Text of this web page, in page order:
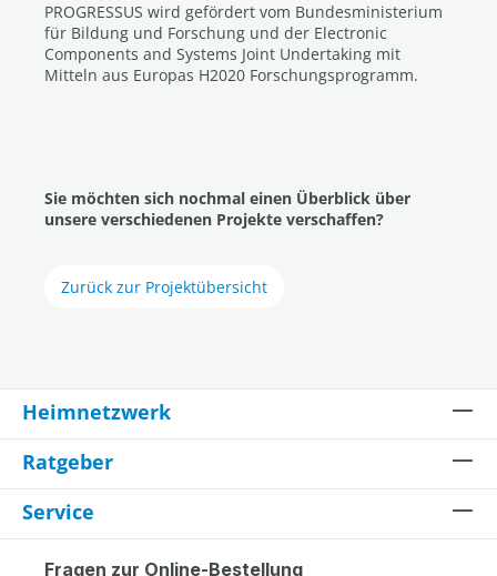
PROGRESSUS wird gefördert vom Bundesministerium
für Bildung und Forschung und der Electronic
Components and Systems Joint Undertaking mit
Mitteln aus Europas H2020 Forschungsprogramm.
Sie möchten sich nochmal einen Überblick über
unsere verschiedenen Projekte verschaffen?
Zurück zur Projektübersicht
Heimnetzwerk
Ratgeber
Service
Fragen zur Online-Bestellung